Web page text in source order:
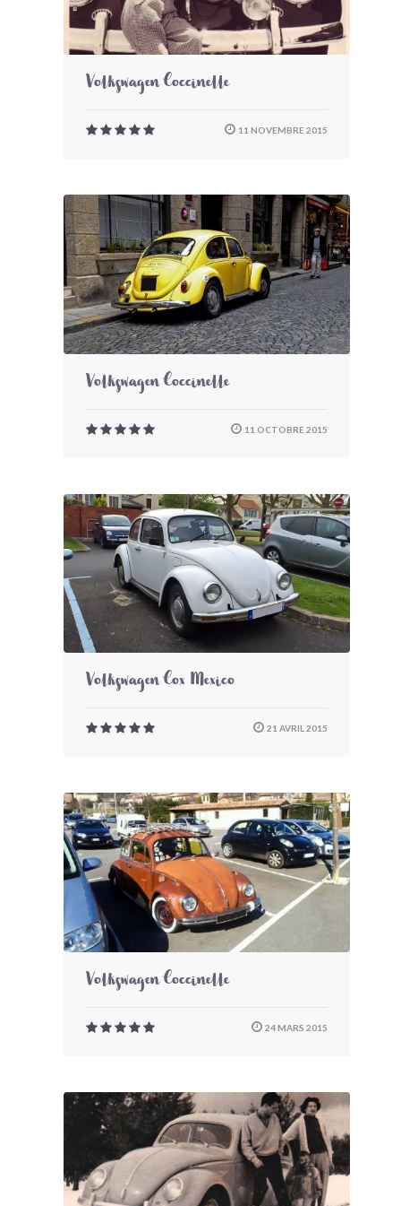
Volkswagen Coccinelle
11 NOVEMBRE 2015
Volkswagen Coccinelle
11 OCTOBRE 2015
Volkswagen Cox Mexico
21 AVRIL 2015
Volkswagen Coccinelle
24 MARS 2015